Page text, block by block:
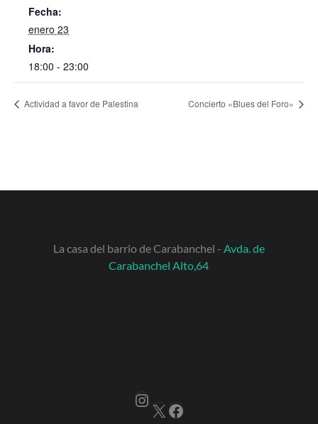
Fecha:
enero 23
Hora:
18:00 - 23:00
Actividad a favor de Palestina Concierto «Blues del Foro»
La casa del barrio de Carabanchel - Avda. de
Carabanchel Alto,64
Instagram
X Facebook